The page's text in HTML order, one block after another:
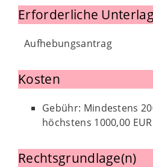
Erforderliche
Aufhebungsantrag
Kosten
Gebühr: Mindestens
höchstens 1000,00
Rechtsgrundlage(n)